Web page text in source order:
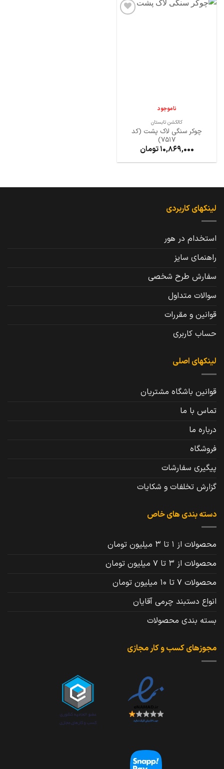
ناموجود
کالکشن تابستان
چوکر سنگی لاک پشت (کد
7517)
10,869,000تومان
لینکهای کاربردی
استخدام در هور
راهنمای سایز
سفارش طرح شخصی
سوالات متداول
قوانین و مقررات
حساب کاربری
لینکهای اصلی
قوانین باشگاه مشتریان
تماس با ما
درباره ما
فروشگاه
پیگیری سفارشات
گزارش تخلفات و شکایات
دسته بندی های خاص
محصولات از 1 تا 3 میلیون تومان
محصولات از 3 تا 7 میلیون تومان
محصولات 7 تا 10 میلیون تومان
انواع دستبند چرمی آقایان
بسته بندی محصولات
مجوزهای کسب و کار مجازی